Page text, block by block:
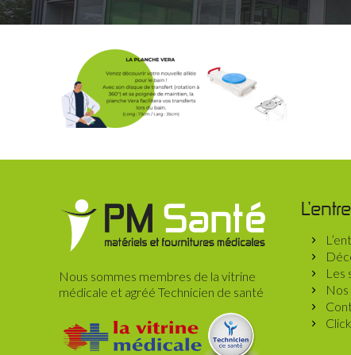
Nous sommes membres de la vitrine
médicale et agréé Technicien de santé
Les